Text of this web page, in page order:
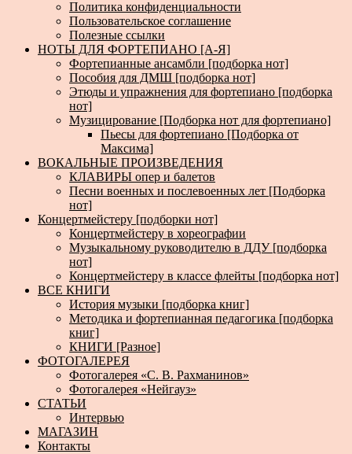
Политика конфиденциальности
Пользовательское соглашение
Полезные ссылки
НОТЫ ДЛЯ ФОРТЕПИАНО [А-Я]
Фортепианные ансамбли [подборка нот]
Пособия для ДМШ [подборка нот]
Этюды и упражнения для фортепиано [подборка
нот]
Музицирование [Подборка нот для фортепиано]
Пьесы для фортепиано [Подборка от
Максима]
ВОКАЛЬНЫЕ ПРОИЗВЕДЕНИЯ
КЛАВИРЫ опер и балетов
Песни военных и послевоенных лет [Подборка
нот]
Концертмейстеру [подборки нот]
Концертмейстеру в хореографии
Музыкальному руководителю в ДДУ [подборка
нот]
Концертмейстеру в классе флейты [подборка нот]
ВСЕ КНИГИ
История музыки [подборка книг]
Методика и фортепианная педагогика [подборка
книг]
КНИГИ [Разное]
ФОТОГАЛЕРЕЯ
Фотогалерея «С. В. Рахманинов»
Фотогалерея «Нейгауз»
СТАТЬИ
Интервью
МАГАЗИН
Контакты